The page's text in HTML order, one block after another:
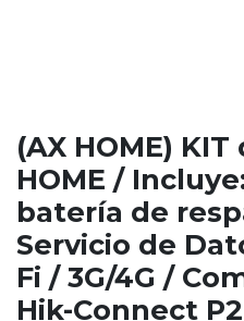
(AX HOME)
HOME /
batería de
Servicio de
Fi / 3G/4G /
Hik-Connect